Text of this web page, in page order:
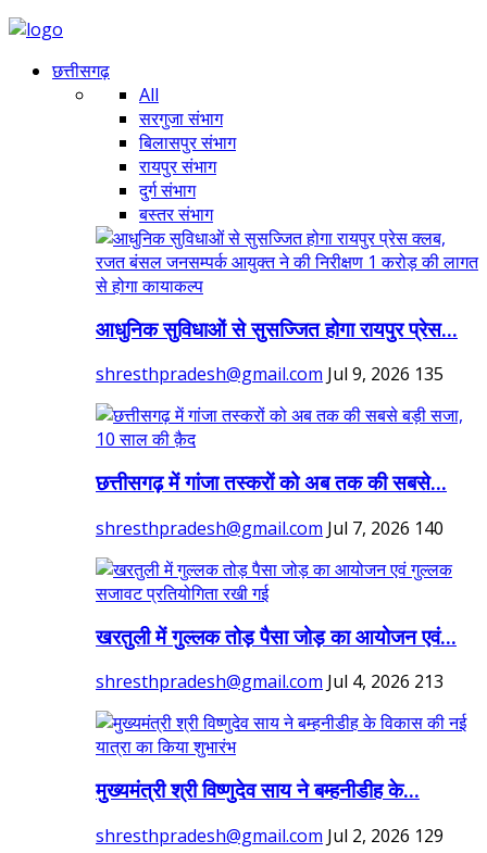
छत्तीसगढ़
All
सरगुजा संभाग
बिलासपुर संभाग
रायपुर संभाग
दुर्ग संभाग
बस्तर संभाग
आधुनिक सुविधाओं से सुसज्जित होगा रायपुर प्रेस...
shresthpradesh@gmail.com Jul 9, 2026 135
छत्तीसगढ़ में गांजा तस्करों को अब तक की सबसे...
shresthpradesh@gmail.com Jul 7, 2026 140
खरतुली में गुल्लक तोड़ पैसा जोड़ का आयोजन एवं...
shresthpradesh@gmail.com Jul 4, 2026 213
मुख्यमंत्री श्री विष्णुदेव साय ने बम्हनीडीह के...
shresthpradesh@gmail.com Jul 2, 2026 129